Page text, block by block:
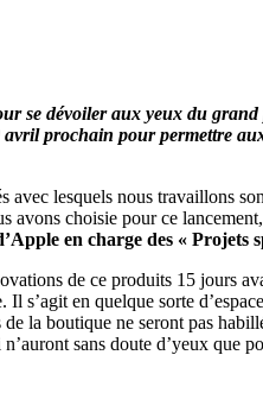
se dévoiler aux yeux du
prochain pour permettre
avec lesquels nous travaillons
choisie pour ce
en charge des « Projets
de ce produits 15 jours
en quelque sorte
de la boutique ne seront pas
sans doute d’yeux que